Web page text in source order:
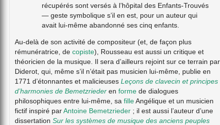
récupérés sont versés à l’hôpital des Enfants-Trouvés
— geste symbolique s’il en est, pour un auteur qui
avait lui-même abandonné ses cinq enfants.
Au-delà de son activité de compositeur (et, de façon plus
rémunératrice, de copiste), Rousseau est aussi un critique et
théoricien de la musique. Il sera d’ailleurs rejoint sur ce terrain par
Diderot, qui, même s’il n’était pas musicien lui-même, publie en
1771 d’étonnantes et malicieuses Leçons de clavecin et principes
d’harmonies de Bemetzrieder en forme de dialogues
philosophiques entre lui-même, sa filleAngélique et un musicien
fictif inspiré parAntoine Bemetzrieder ; il est aussi l’auteur d’une
dissertation Sur les systèmes de musique des anciens peuples